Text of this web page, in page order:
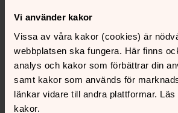
Vi använder kakor
Vissa av våra kakor (cookies) är
webbplatsen ska fungera. Här finns
analys och kakor som förbättrar din
samt kakor som används för
länkar vidare till andra plattformar.
kakor.
Senast ändrad 22 maj 2026
Synpunkter eller frågor på
innehåll?
Dela